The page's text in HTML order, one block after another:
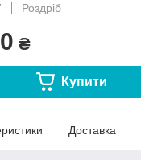
Роздріб
₴
Купити
Доставка